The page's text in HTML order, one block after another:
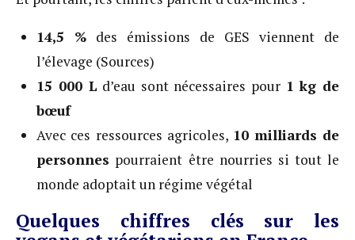
14,5 % des émissions de GES viennent de
l’élevage (Sources)
15 000 L d’eau sont nécessaires pour 1 kg de
bœuf
Avec ces ressources agricoles, 10 milliards de
personnes pourraient être nourries si tout le
monde adoptait un régime végétal
Quelques chiffres clés sur les